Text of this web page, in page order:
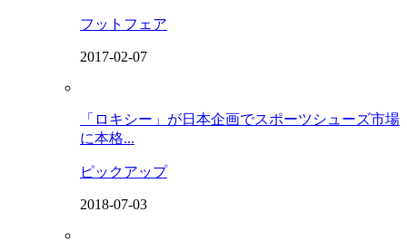
フットフェア
2017-02-07
「ロキシー」が日本企画でスポーツシューズ市場
に本格...
ピックアップ
2018-07-03